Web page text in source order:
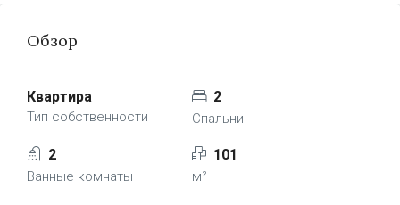
Обзор
Квартира
Тип собственности
2
Спальни
2
Ванные комнаты
101
м²